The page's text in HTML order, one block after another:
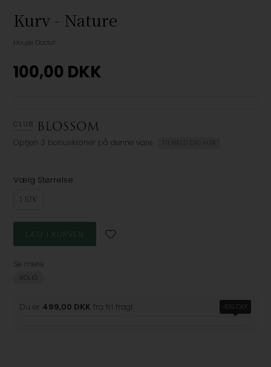
Kurv - Nature
House Doctor
100,00 DKK
Optjen 3 bonuskroner på denne vare TILMELD DIG HER
Vælg Størrelse
1 STK
Se mere
BOLIG
Du er 499,00 DKK fra fri fragt 499 DKK